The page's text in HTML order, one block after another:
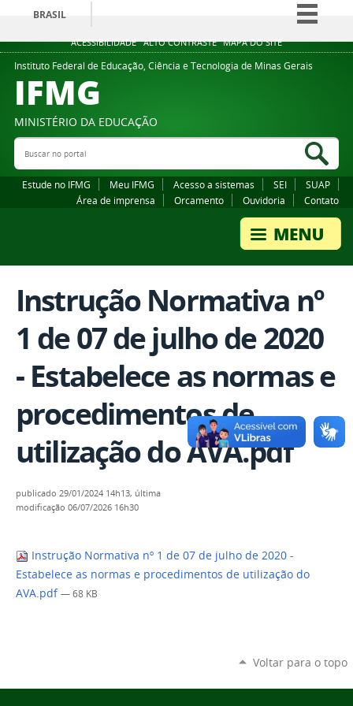
ACESSIBILIDADE ALTO CONTRASTE MAPA DO SITE
BRASIL
Simplifique!
Comunica BR
Legislação
Instituto Federal de Educação, Ciência e Tecnologia de Minas Gerais
IFMG
MINISTÉRIO DA EDUCAÇÃO
Buscar no portal
Estude no IFMG Meu IFMG Acesso a sistemas SEI
SUAP
Área de imprensa
Orcamento Ouvidoria Contato
Instrução Normativa nº
1 de 07 de julho de 2020
- Estabelece as normas e
procedimentos de
utilização do AVA.pdf
publicado 29/01/2024 14h13, última
modificação 06/07/2026 16h30
Instrução Normativa nº 1 de 07 de julho de 2020 -
Estabelece as normas e procedimentos de utilização do
AVA.pdf — 68 KB
Voltar para o topo